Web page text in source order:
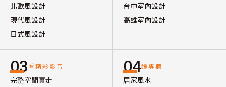
北歐風設計
現代風設計
日式風設計
台中室內設計
高雄室內設計
03看精彩影音
完整空間實走
04讀專欄
居家風水